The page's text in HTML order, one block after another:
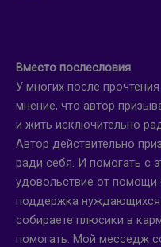
Вместо послесловия
У многих после
мнение, что автор
и жить исключительно
Автор действительно
ради себя. И помогать с
удовольствие от помощи
поддержка
собираете плюсики в
помогать. Мой месседж